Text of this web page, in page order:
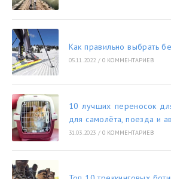
Как правильно выбрать
05.11.2022 / 0 КОММЕНТАРИЕВ
10 лучших переносок
для самолёта, поезда и
31.03.2023 / 0 КОММЕНТАРИЕВ